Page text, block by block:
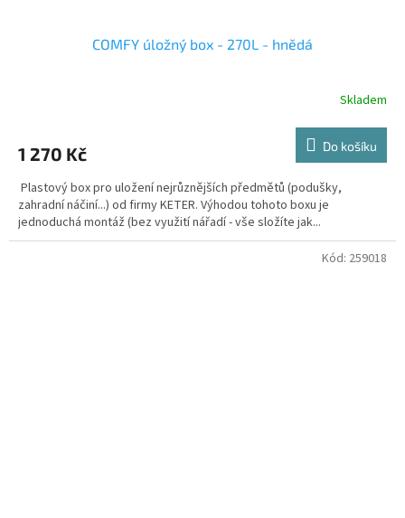
COMFY úložný box - 270L - hnědá
Skladem
1 270 Kč Do košíku
Plastový box pro uložení nejrůznějších předmětů (podušky,
zahradní náčiní...) od firmy KETER. Výhodou tohoto boxu je
jednoduchá montáž (bez využití nářadí - vše složíte jak...
Kód: 259018